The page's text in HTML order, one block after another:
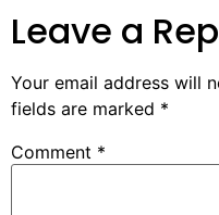
Leave a
Your email address will
fields are marked *
Comment *